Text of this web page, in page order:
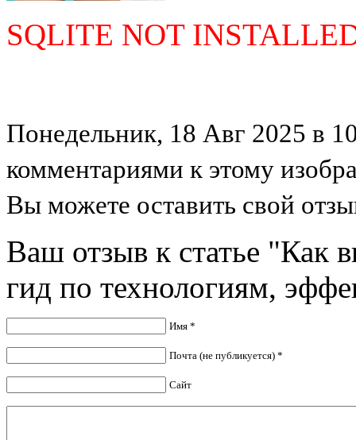
SQLITE NOT
Понедельник, 18 Авг 2025 в
комментариями к этому
Вы можете оставить свой
Ваш отзыв к статье "Как
гид по технологиям,
Имя *
Почта (не публикуется) *
Сайт